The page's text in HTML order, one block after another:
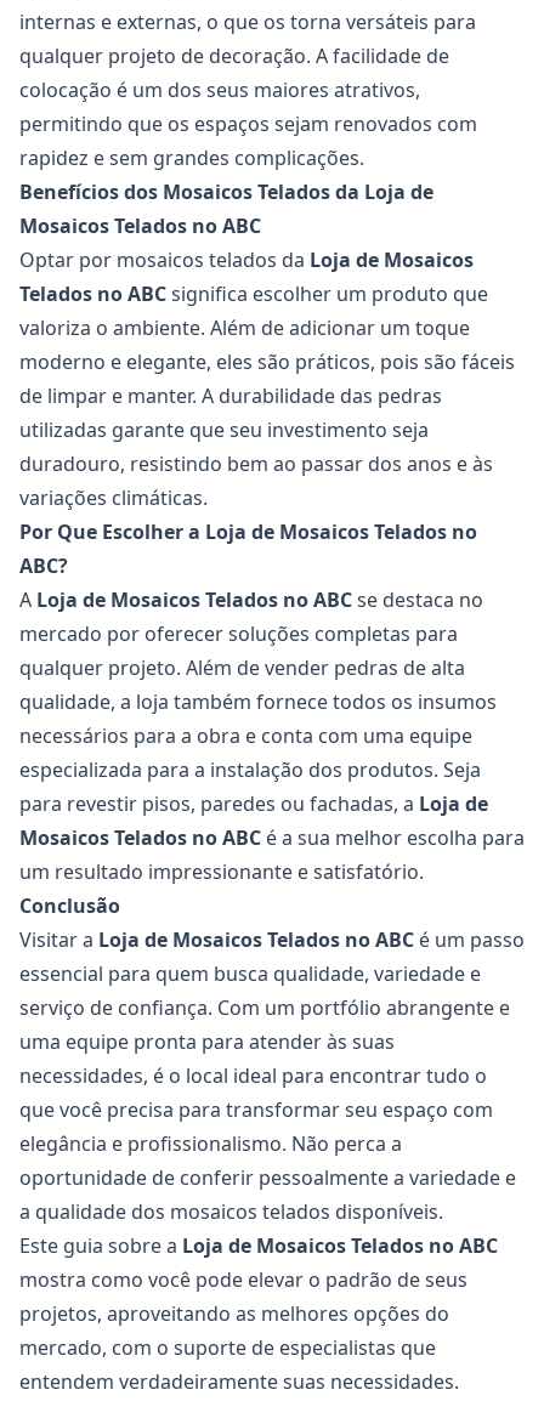
internas e externas, o que os torna versáteis para
qualquer projeto de decoração. A facilidade de
colocação é um dos seus maiores atrativos,
permitindo que os espaços sejam renovados com
rapidez e sem grandes complicações.
Benefícios dos Mosaicos Telados da Loja de
Mosaicos Telados no ABC
Optar por mosaicos telados da Loja de Mosaicos
Telados no ABCsignifica escolher um produto que
valoriza o ambiente. Além de adicionar um toque
moderno e elegante, eles são práticos, pois são fáceis
de limpar e manter. A durabilidade das pedras
utilizadas garante que seu investimento seja
duradouro, resistindo bem ao passar dos anos e às
variações climáticas.
Por Que Escolher a Loja de Mosaicos Telados no
ABC?
A Loja de Mosaicos Telados no ABCse destaca no
mercado por oferecer soluções completas para
qualquer projeto. Além de vender pedras de alta
qualidade, a loja também fornece todos os insumos
necessários para a obra e conta com uma equipe
especializada para a instalação dos produtos. Seja
para revestir pisos, paredes ou fachadas, a Loja de
Mosaicos Telados no ABC é a sua melhor escolha para
um resultado impressionante e satisfatório.
Conclusão
Visitar a Loja de Mosaicos Telados no ABC é um passo
essencial para quem busca qualidade, variedade e
serviço de confiança. Com um portfólio abrangente e
uma equipe pronta para atender às suas
necessidades, é o local ideal para encontrar tudo o
que você precisa para transformar seu espaço com
elegância e profissionalismo. Não perca a
oportunidade de conferir pessoalmente a variedade e
a qualidade dos mosaicos telados disponíveis.
Este guia sobre a Loja de Mosaicos Telados no ABC
mostra como você pode elevar o padrão de seus
projetos, aproveitando as melhores opções do
mercado, com o suporte de especialistas que
entendem verdadeiramente suas necessidades.